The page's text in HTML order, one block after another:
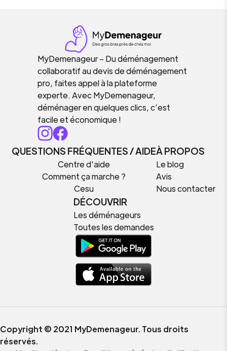
MyDemenageur – Du déménagement
collaboratif au devis de déménagement
pro, faites appel à la plateforme
experte. Avec MyDemenageur,
déménager en quelques clics, c’est
facile et économique !
QUESTIONS FRÉQUENTES / AIDE
Centre d'aide
Comment ça marche ?
Cesu
À PROPOS
Le blog
Avis
Nous contacter
DÉCOUVRIR
Les déménageurs
Toutes les demandes
Copyright © 2021 MyDemenageur. Tous droits
réservés.